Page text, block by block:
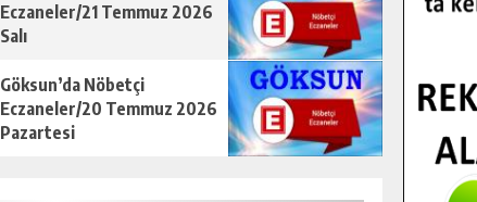
Eczaneler/21 Temmuz 2026
Salı
Göksun’da Nöbetçi
Eczaneler/20 Temmuz 2026
Pazartesi